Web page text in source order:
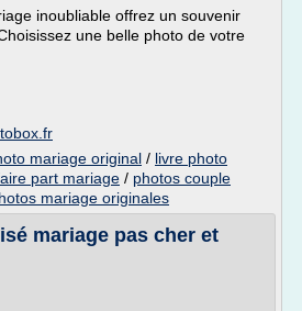
inoubliable offrez un souvenir
une belle photo de votre
mariage original / livre photo
part mariage / photos couple
mariage originales
mariage pas cher et